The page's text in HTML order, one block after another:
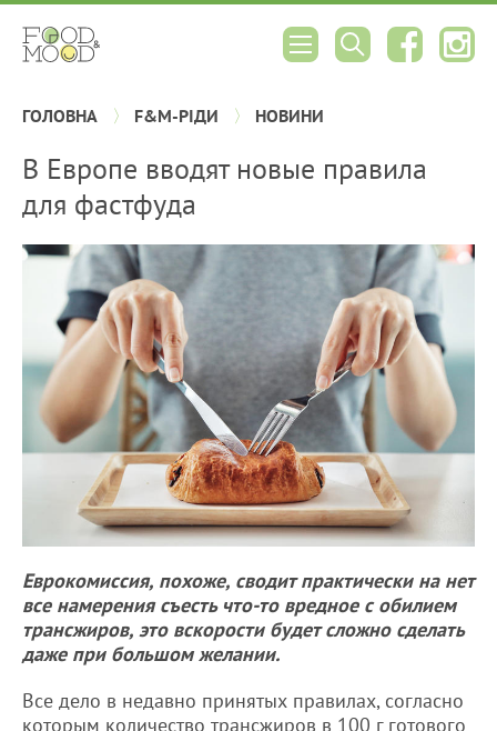
ГОЛОВНА F&M-РІДИ НОВИНИ
В Европе вводят новые правила
для фастфуда
Еврокомиссия, похоже, сводит практически на нет
все намерения съесть что-то вредное с обилием
трансжиров, это вскорости будет сложно сделать
даже при большом желании.
Все дело в недавно принятых правилах, согласно
которым количество трансжиров в 100 г готового